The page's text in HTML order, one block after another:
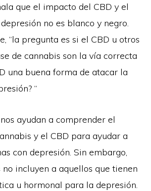
que el impacto del CBD y el
no es blanco y negro.
“la pregunta es si el CBD u otros
de cannabis son la vía correcta
una buena forma de atacar la
“
ayudan a comprender el
y el CBD para ayudar a
con depresión. Sin embargo,
incluyen a aquellos que tienen
u hormonal para la depresión.